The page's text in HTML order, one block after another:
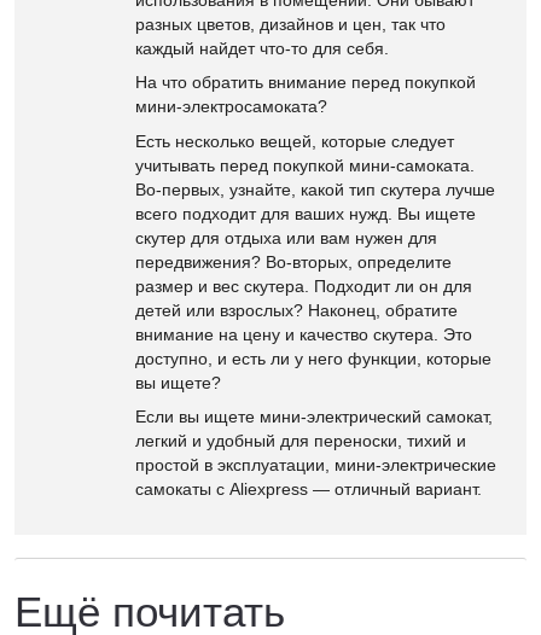
разных цветов, дизайнов и цен, так что
каждый найдет что-то для себя.
На что обратить внимание перед покупкой
мини-электросамоката?
Есть несколько вещей, которые следует
учитывать перед покупкой мини-самоката.
Во-первых, узнайте, какой тип скутера лучше
всего подходит для ваших нужд. Вы ищете
скутер для отдыха или вам нужен для
передвижения? Во-вторых, определите
размер и вес скутера. Подходит ли он для
детей или взрослых? Наконец, обратите
внимание на цену и качество скутера. Это
доступно, и есть ли у него функции, которые
вы ищете?
Если вы ищете мини-электрический самокат,
легкий и удобный для переноски, тихий и
простой в эксплуатации, мини-электрические
самокаты с Aliexpress — отличный вариант.
Ещё почитать